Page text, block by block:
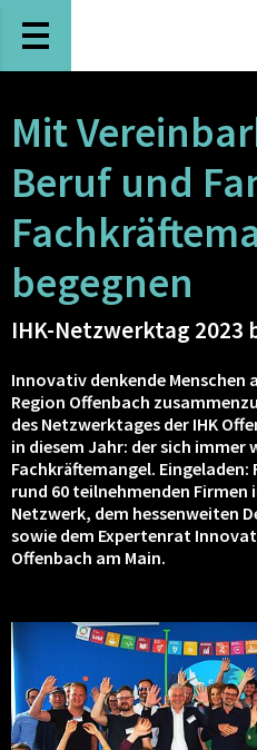
Mit
Beruf und
begegnen
IHK-Netzwerktag 2023
Innovativ denkende Menschen
Region Offenbach
des Netzwerktages der IHK
in diesem Jahr: der sich immer
Fachkräftemangel.
rund 60 teilnehmenden Firmen
Netzwerk, dem hessenweiten
sowie dem Expertenrat
Offenbach am Main.